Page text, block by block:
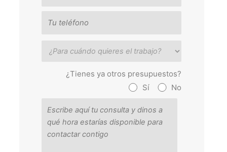
¿Tienes ya otros presupuestos?
Sí
No